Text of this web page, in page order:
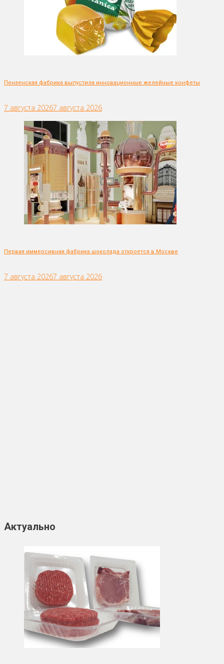
Пензенская фабрика выпустила инновационные желейные конфеты
7 августа 20267 августа 2026
Первая иммерсивная фабрика шоколада откроется в Москве
7 августа 20267 августа 2026
Актуально